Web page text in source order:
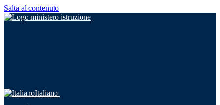
Salta al contenuto
Italiano